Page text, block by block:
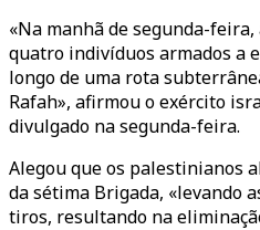
«Na manhã de segunda-
quatro indivíduos armados a
longo de uma rota
Rafah», afirmou o exército
divulgado na segunda-feira.
Alegou que os palestinianos
da sétima Brigada, «levando
tiros, resultando na